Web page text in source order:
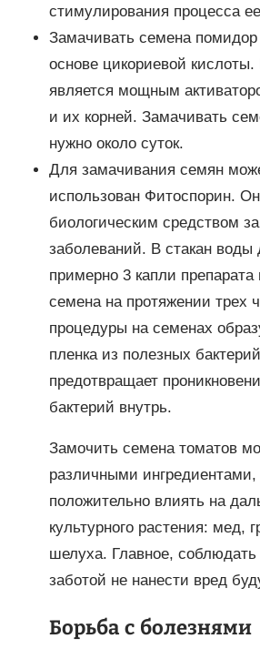
стимулирования процесса
Замачивать семена
основе цикориевой
является мощным
и их корней. Замачивать
нужно около суток.
Для замачивания семян
использован Фитоспорин.
биологическим средством
заболеваний. В стакан воды
примерно 3 капли
семена на протяжении трех
процедуры на семенах
пленка из полезных
предотвращает
бактерий внутрь.
Замочить семена томатов
различными ингредиентами,
положительно влиять на
культурного растения: мед,
шелуха. Главное,
заботой не нанести вред
Борьба с болезнями